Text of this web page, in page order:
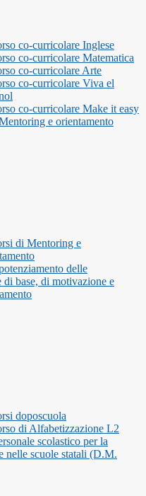
co-curricolare Inglese
co-curricolare Matematica
co-curricolare Arte
co-curricolare Viva el
co-curricolare Make it easy
e orientamento
di Mentoring e
delle
di base, di motivazione e
doposcuola
di Alfabetizzazione L2
scolastico per la
nelle scuole statali (D.M.